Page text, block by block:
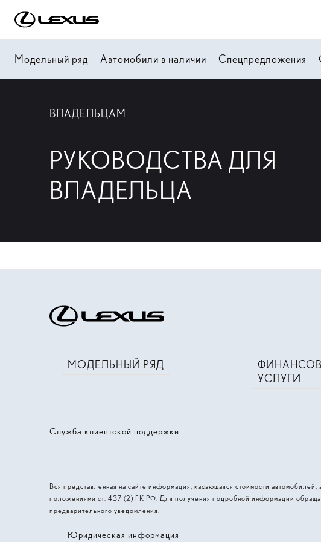
Модельный ряд Автомобили в наличии Спецпредложения
ВЛАДЕЛЬЦАМ
РУКОВОДСТВА ДЛЯ
ВЛАДЕЛЬЦА
Служба клиентской поддержки
МОДЕЛЬНЫЙ РЯД
УСЛУГИ
Вся представленная на сайте информация, касающаяся стоимости
положениями ст. 437 (2) ГК РФ. Для получения подробной информации
предварительного уведомления.
Юридическая информация